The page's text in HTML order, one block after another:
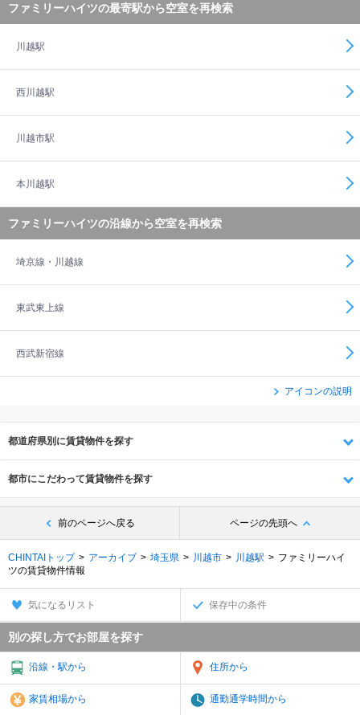
ファミリーハイツの最寄駅から空室を再検索
川越駅
西川越駅
川越市駅
本川越駅
ファミリーハイツの沿線から空室を再検索
埼京線・川越線
東武東上線
西武新宿線
アイコンの説明
都道府県別に賃貸物件を探す
都市にこだわって賃貸物件を探す
前のページへ戻る ページの先頭へ
CHINTAIトップ アーカイブ 埼玉県 川越市 川越駅
ファミリーハイ
ツの賃貸物件情報
気になるリスト 保存中の条件
別の探し方でお部屋を探す
沿線・駅から 住所から
家賃相場から 通勤通学時間から